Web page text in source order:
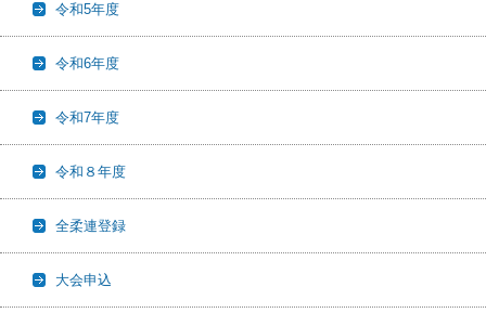
令和5年度
令和6年度
令和7年度
令和８年度
全柔連登録
大会申込